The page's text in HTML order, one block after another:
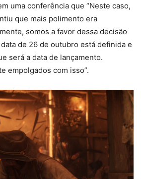
uma conferência que “Neste caso,
que mais polimento era
somos a favor dessa decisão
de 26 de outubro está definida e
será a data de lançamento.
empolgados com isso”.